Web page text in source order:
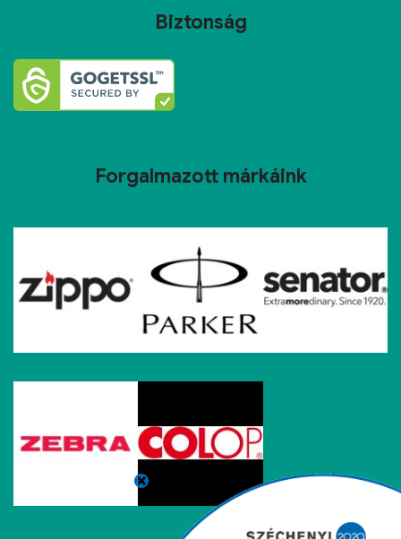
Biztonság
Forgalmazott márkáink